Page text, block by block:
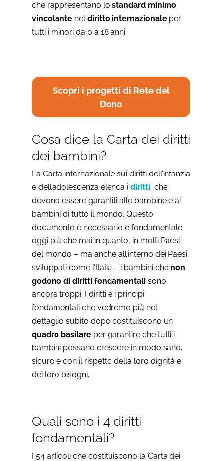
che rappresentano lo standard minimo
vincolante neldiritto internazionale per
tutti i minori da 0 a 18 anni.
Scopri i progetti di Rete del
Dono
Cosa dice la Carta dei diritti
dei bambini?
La Carta internazionale sui diritti dell’infanzia
e dell’adolescenza elenca i diritti che
devono essere garantiti alle bambine e ai
bambini di tutto il mondo. Questo
documento è necessario e fondamentale
oggi più che mai in quanto, in molti Paesi
del mondo – ma anche all’interno dei Paesi
sviluppati come l’Italia – i bambini che non
godono di diritti fondamentali sono
ancora troppi. I diritti e i principi
fondamentali che vedremo più nel
dettaglio subito dopo costituiscono un
quadro basilare per garantire che tutti i
bambini possano crescere in modo sano,
sicuro e con il rispetto della loro dignità e
dei loro bisogni.
Quali sono i 4 diritti
fondamentali?
I 54 articoli che costituiscono la Carta dei